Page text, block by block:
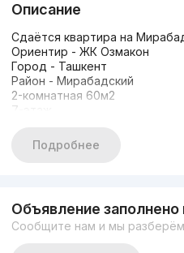
Описание
Сдаётся квартира на
Ориентир - ЖК Озмакон
Город - Ташкент
Район - Мирабадский
2-комнатная 60м2
7-этаж
Услуги 5️⃣0️⃣ % с первого
Подробнее
Объявление заполнено
Сообщите нам и мы